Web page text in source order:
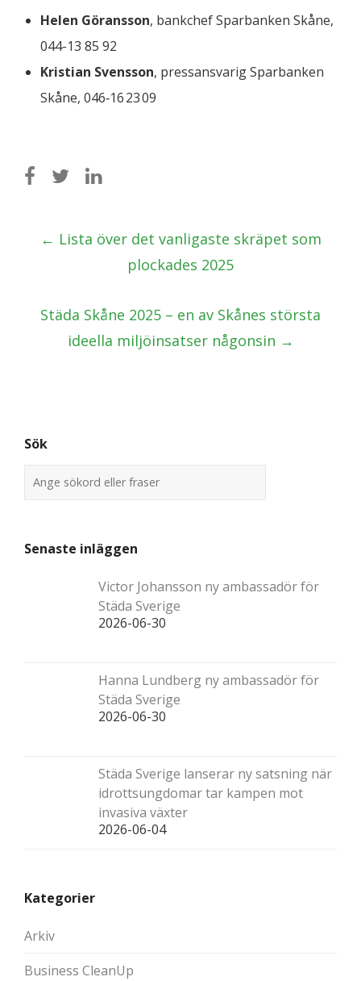
Helen Göransson, bankchef Sparbanken Skåne,
044-13 85 92
Kristian Svensson, pressansvarig Sparbanken
Skåne, 046‑16 23 09
Post
navigation
← Lista över det vanligaste skräpet som
plockades 2025
Städa Skåne 2025 – en av Skånes största
ideella miljöinsatser någonsin →
Sök
Senaste inläggen
Victor Johansson ny ambassadör för
Städa Sverige
2026-06-30
Hanna Lundberg ny ambassadör för
Städa Sverige
2026-06-30
Städa Sverige lanserar ny satsning när
idrottsungdomar tar kampen mot
invasiva växter
2026-06-04
Kategorier
Arkiv
Business CleanUp